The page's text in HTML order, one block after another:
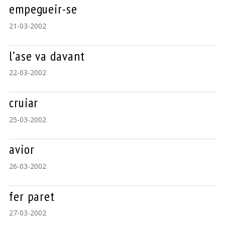
empegueir-se
21-03-2002
l’ase va davant
22-03-2002
cruiar
25-03-2002
avior
26-03-2002
fer paret
27-03-2002